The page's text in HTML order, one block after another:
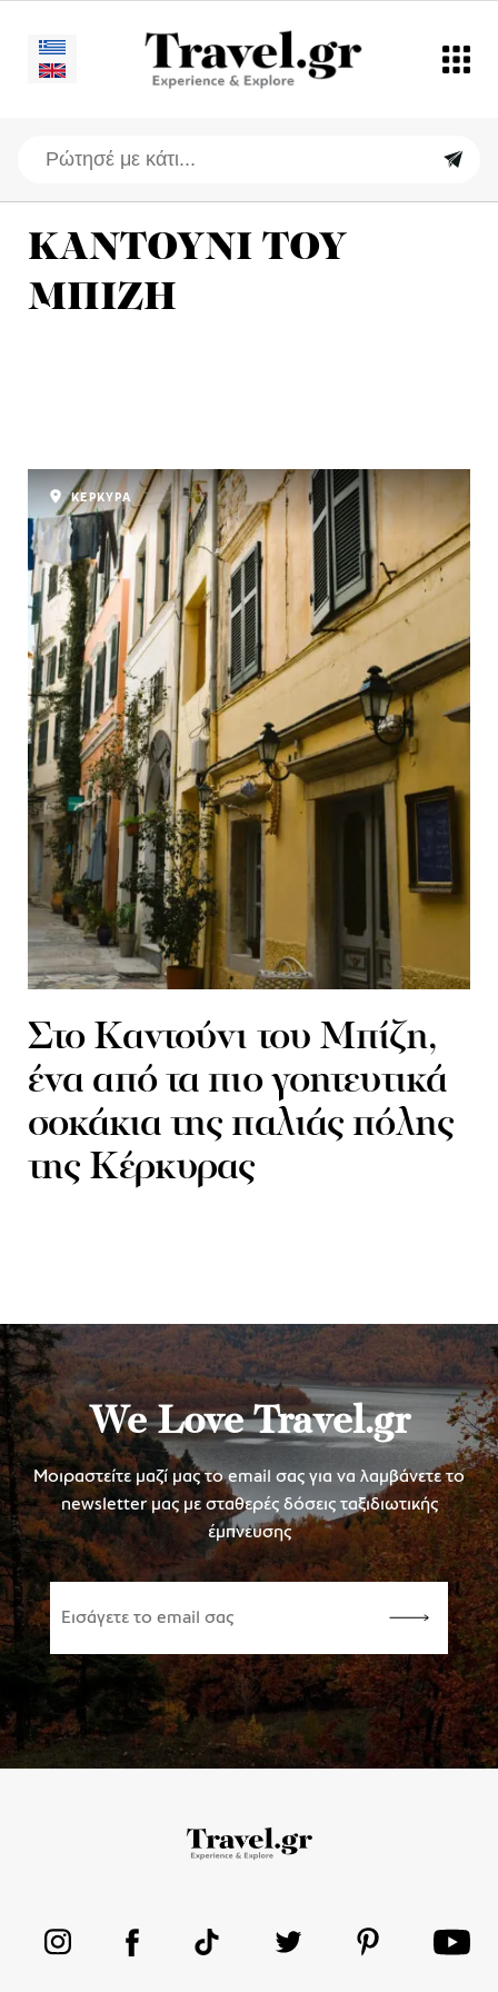
ΚΑΝΤΟΥΝΙ ΤΟΥ
ΜΠΙΖΗ
Στο Καντούνι του Μπίζη,
ένα από τα πιο γοητευτικά
σοκάκια της παλιάς πόλης
της Κέρκυρας
ΚΕΡΚΥΡΑ
We Love Travel.gr
Μοιραστείτε μαζί μας το email σας για να λαμβάνετε το
newsletter μας με σταθερές δόσεις ταξιδιωτικής
έμπνευσης